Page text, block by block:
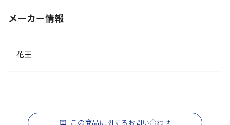
メーカー情報
花王
この商品に関するお問い合わせ